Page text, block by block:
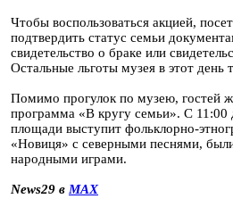
Чтобы воспользоваться акцией,
подтвердить статус семьи
свидетельство о браке или
Остальные льготы музея в этот день
Помимо прогулок по музею, гостей
программа «В кругу семьи». С 11:00
площади выступит фольклорно-
«Новиця» с северными песнями,
народными играми.
News29 в MAX